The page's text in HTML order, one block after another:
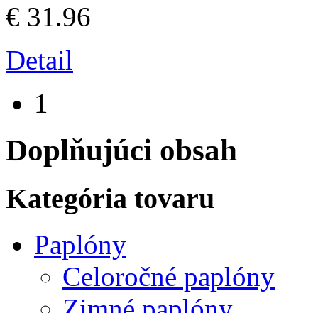
€ 31.96
Detail
1
Doplňujúci obsah
Kategória tovaru
Paplóny
Celoročné paplóny